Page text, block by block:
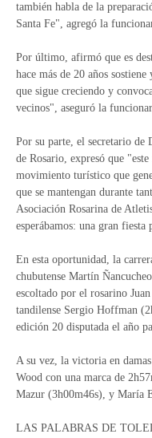
también habla de la
Santa Fe", agregó la
Por último, afirmó que es
hace más de 20 años
que sigue creciendo y
vecinos", aseguró la
Por su parte, el secretario
de Rosario, expresó que
movimiento turístico que
que se mantengan durante
Asociación Rosarina de
esperábamos: una gran fiesta
En esta oportunidad, la
chubutense Martín
escoltado por el rosarino
tandilense Sergio Hoffman
edición 20 disputada el año
A su vez, la victoria en
Wood con una marca de
Mazur (3h00m46s), y María
LAS PALABRAS DE